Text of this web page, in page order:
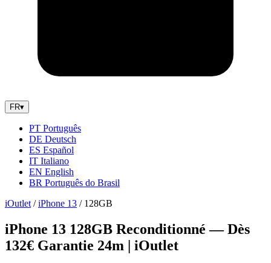
FR▾
PT Português
DE Deutsch
ES Español
IT Italiano
EN English
BR Português do Brasil
iOutlet / iPhone 13 / 128GB
iPhone 13 128GB Reconditionné — Dès
132€ Garantie 24m | iOutlet